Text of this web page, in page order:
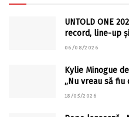
UNTOLD ONE
record, line-up
06/08/2026
Kylie Minogue
„Nu vreau să fiu
18/05/2026